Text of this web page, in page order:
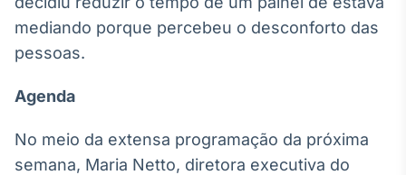
APIs para
integração de
Cotações e
headlines de
mediando porque percebeu o desconforto das
pessoas.
Agenda
No meio da extensa programação da próxima
semana, Maria Netto, diretora executiva do